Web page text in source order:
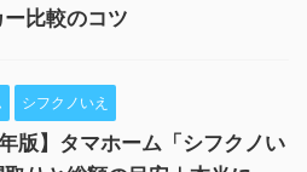
比較のコツ
シフクノいえ
版】タマホーム「シフクノい